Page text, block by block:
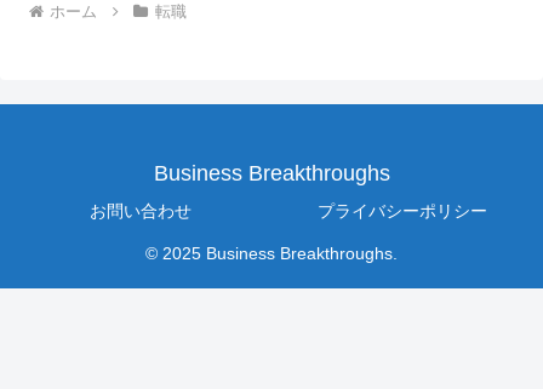
ホーム 転職
Business Breakthroughs
お問い合わせ プライバシーポリシー
© 2025 Business Breakthroughs.